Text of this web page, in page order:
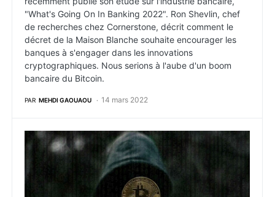
"What's Going On In Banking 2022". Ron Shevlin, chef
de recherches chez Cornerstone, décrit comment le
décret de la Maison Blanche souhaite encourager les
banques à s'engager dans les innovations
cryptographiques. Nous serions à l'aube d'un boom
bancaire du Bitcoin.
PAR MEHDI GAOUAOU 14 mars 2022
Bitcoin : Le dealer du Darknet, derrière